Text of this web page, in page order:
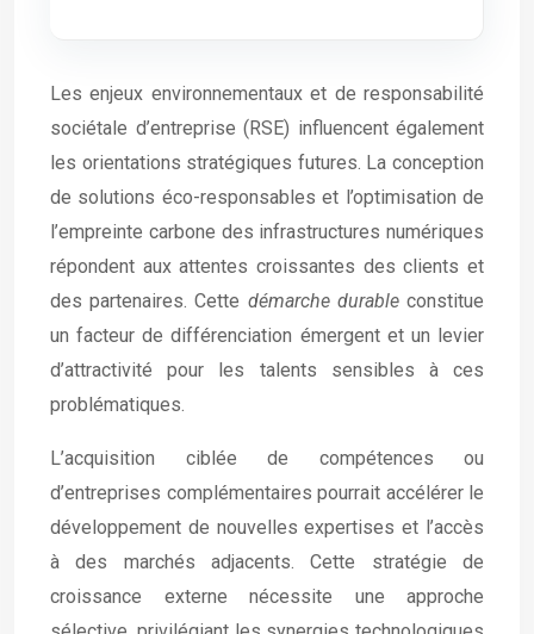
Les enjeux environnementaux et de responsabilité
sociétale d’entreprise (RSE) influencent également
les orientations stratégiques futures. La conception
de solutions éco-responsables et l’optimisation de
l’empreinte carbone des infrastructures numériques
répondent aux attentes croissantes des clients et
des partenaires. Cette démarche durableconstitue
un facteur de différenciation émergent et un levier
d’attractivité pour les talents sensibles à ces
problématiques.
L’acquisition ciblée de compétences ou
d’entreprises complémentaires pourrait accélérer le
développement de nouvelles expertises et l’accès
à des marchés adjacents. Cette stratégie de
croissance externe nécessite une approche